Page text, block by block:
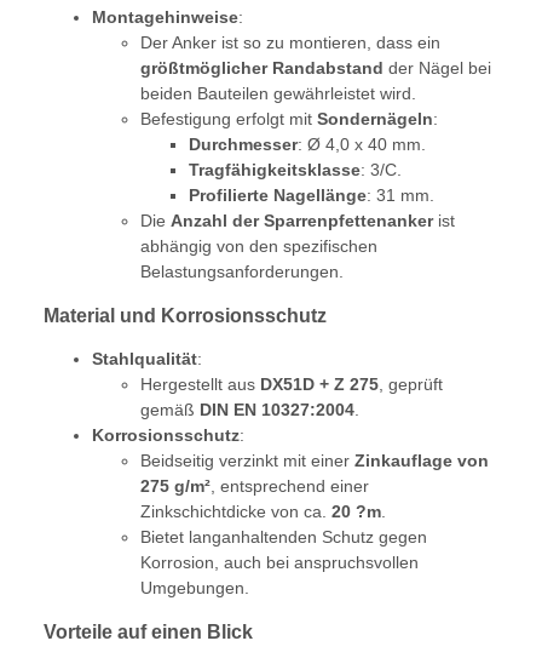
Montagehinweise:
Der Anker ist so zu montieren, dass ein
größtmöglicher Randabstand der Nägel bei
beiden Bauteilen gewährleistet wird.
Befestigung erfolgt mit Sondernägeln:
Durchmesser: Ø 4,0 x 40 mm.
Tragfähigkeitsklasse: 3/C.
Profilierte Nagellänge: 31 mm.
Die Anzahl der Sparrenpfettenankerist
abhängig von den spezifischen
Belastungsanforderungen.
Material und Korrosionsschutz
Stahlqualität:
Hergestellt aus DX51D + Z 275 , geprüft
gemäß DIN EN 10327:2004
Korrosionsschutz:
Beidseitig verzinkt mit einer Zinkauflage von
275 g/m² , entsprechend einer
Zinkschichtdicke von ca. 20 ?m
Bietet langanhaltenden Schutz gegen
Korrosion, auch bei anspruchsvollen
Umgebungen.
Vorteile auf einen Blick